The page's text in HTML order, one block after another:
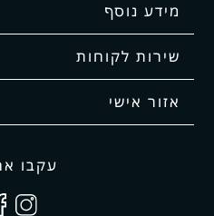
מידע נוסף
שירות לקוחות
אזור אישי
עקבו